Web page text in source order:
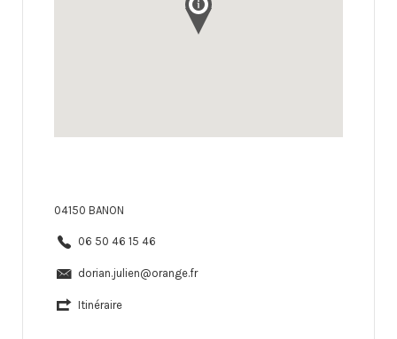
04150 BANON
06 50 46 15 46
dorian.julien@orange.fr
Itinéraire